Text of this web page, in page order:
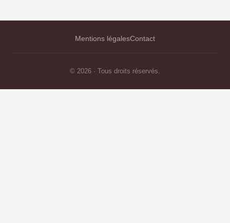
Mentions légalesContact
© 2026 · Tous droits réservés.